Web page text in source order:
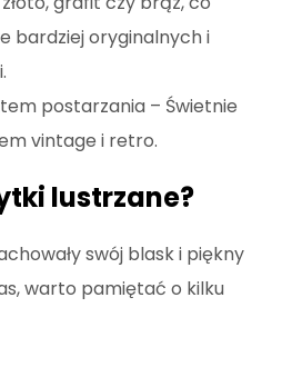
bardziej oryginalnych i
postarzania – Świetnie
vintage i retro.
lustrzane?
swój blask i piękny
warto pamiętać o kilku